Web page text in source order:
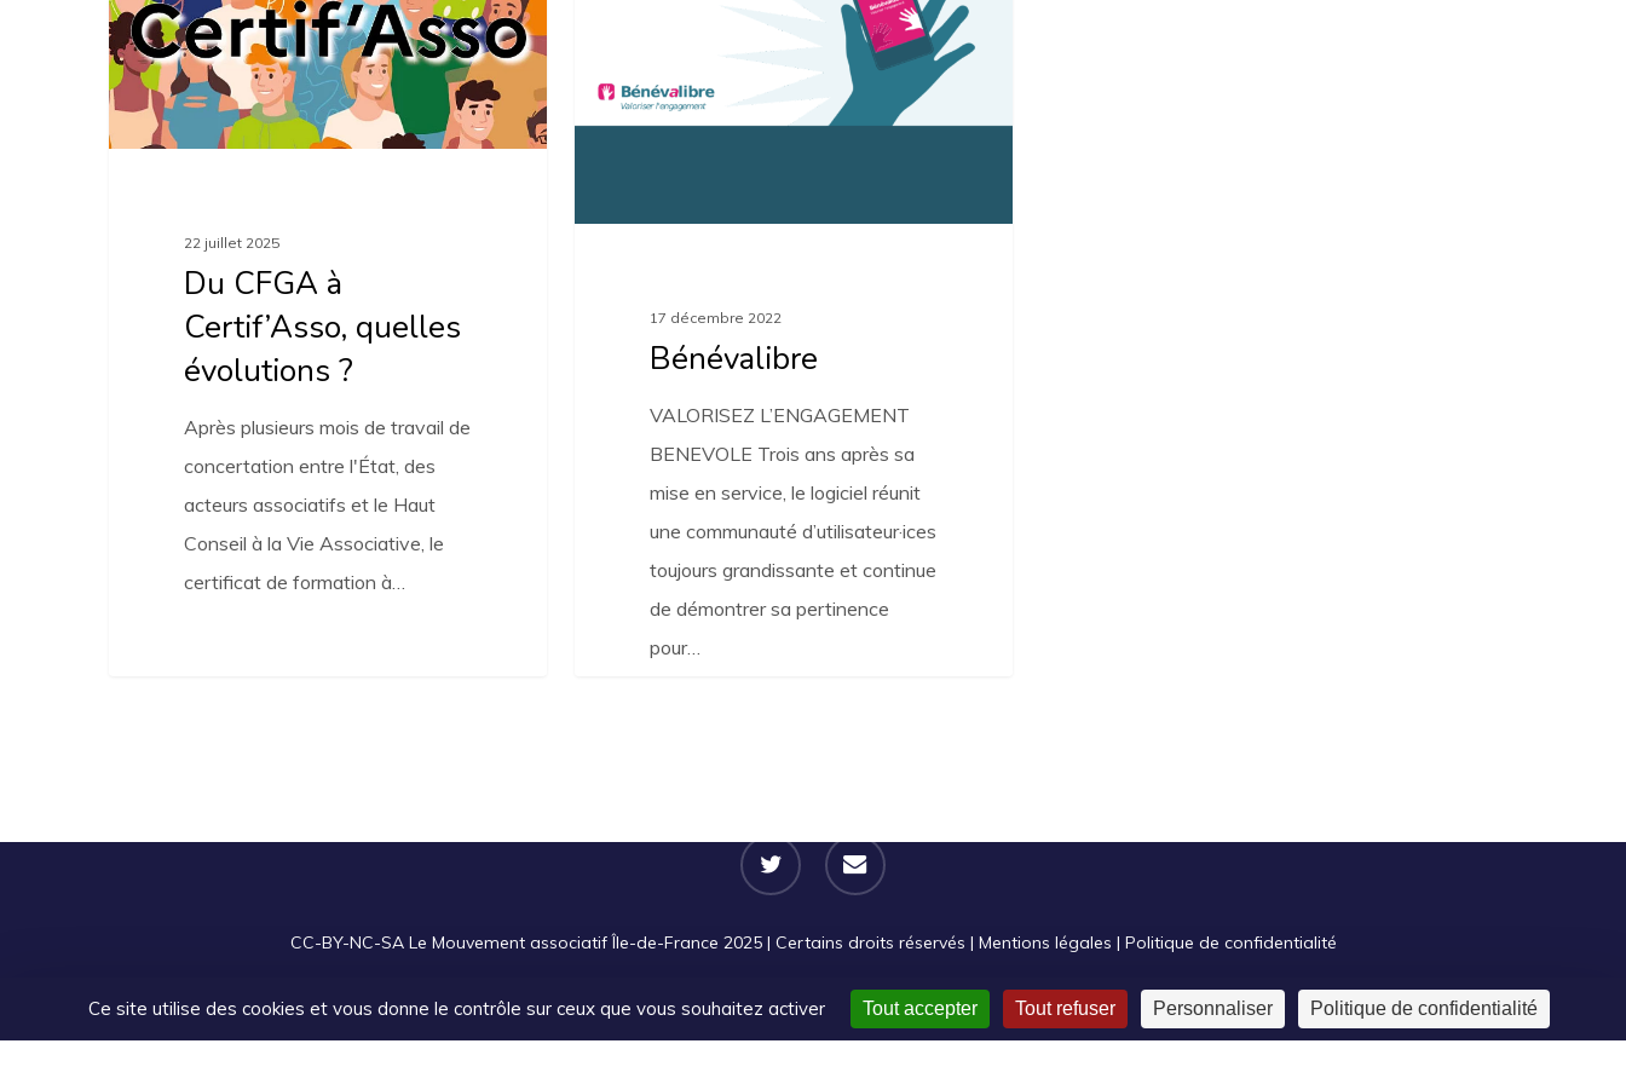
à
Certif’Asso,
quelles
évolutions
22 juillet 2025
Du CFGA à
Certif’Asso, quelles
évolutions ?
Après plusieurs mois de travail de
concertation entre l'État, des
acteurs associatifs et le Haut
Conseil à la Vie Associative, le
certificat de formation à…
17 décembre 2022
Bénévalibre
VALORISEZ L’ENGAGEMENT
BENEVOLE Trois ans après sa
mise en service, le logiciel réunit
une communauté d’utilisateur·ices
toujours grandissante et continue
de démontrer sa pertinence
pour…
twitter email
CC-BY-NC-SALe Mouvement associatif Île-de-France 2025 | Certains droits réservés | Mentions légales | Politique de confidentialité
Ce site utilise des cookies et vous donne le contrôle sur ceux que vous souhaitez activer Tout accepter Tout refuser Personnaliser Politique de confidentialité